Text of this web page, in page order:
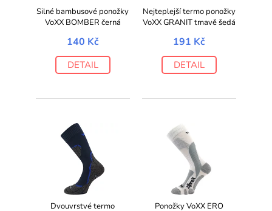
Silné bambusové ponožky
VoXX BOMBER černá
140 Kč
DETAIL
Nejteplejší termo ponožky
VoXX GRANIT tmavě šedá
191 Kč
DETAIL
Dvouvrstvé termo Ponožky VoXX ERO